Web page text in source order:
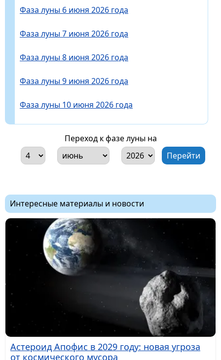
Фаза луны 6 июня 2026 года
Фаза луны 7 июня 2026 года
Фаза луны 8 июня 2026 года
Фаза луны 9 июня 2026 года
Фаза луны 10 июня 2026 года
Переход к фазе луны на
Интересные материалы и новости
Астероид Апофис в 2029 году: новая угроза
от космического мусора